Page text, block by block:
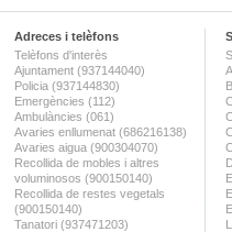
Adreces i telèfons
Telèfons d'interès
Ajuntament (937144040)
Policia (937144830)
Emergències (112)
Ambulàncies (061)
Avaries enllumenat (686216138)
Avaries aigua (900304070)
Recollida de mobles i altres
voluminosos (900150140)
Recollida de restes vegetals
(900150140)
Tanatori (937471203)